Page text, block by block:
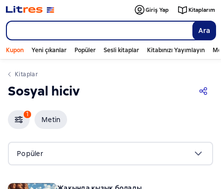
Ara
Giriş Yap Kitaplarım
Kupon Yeni çıkanlar Popüler Sesli kitaplar Kitabınızı Yayımlayın
Kitaplar
Sosyal hiciv
1
Metin
Popüler